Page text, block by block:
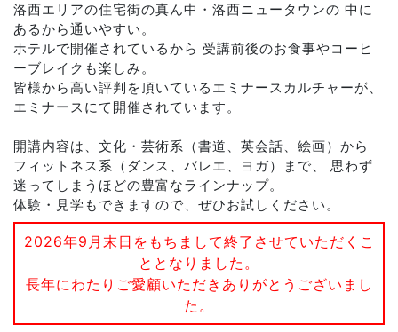
洛西エリアの住宅街の真ん中・洛西ニュータウンの 中に
あるから通いやすい。
ホテルで開催されているから 受講前後のお食事やコーヒ
ーブレイクも楽しみ。
皆様から高い評判を頂いているエミナースカルチャーが、
エミナースにて開催されています。
開講内容は、文化・芸術系（書道、英会話、絵画）から
フィットネス系（ダンス、バレエ、ヨガ）まで、 思わず
迷ってしまうほどの豊富なラインナップ。
体験・見学もできますので、ぜひお試しください。
2026年9月末日をもちまして終了させていただくこ
ととなりました。
長年にわたりご愛顧いただきありがとうございまし
た。